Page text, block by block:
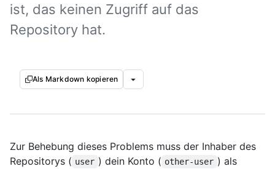
ist, das keinen Zugriff auf das
Repository hat.
Als Markdown kopieren
Zur Behebung dieses Problems muss der Inhaber des
Repositorys ( user ) dein Konto ( other-user ) als